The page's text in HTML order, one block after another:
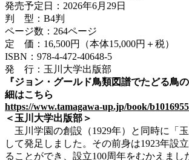
発売予定日：2026年6月29日
判 型：B4判
ページ数：264ページ
定 価：16,500円（本体15,000円＋税）
ISBN：978-4-472-40648-5
発 行：玉川大学出版部
『ジョン・グールド鳥類図譜でたどる鳥
細はこちら
https://www.tamagawa-up.jp/book/
＜玉川大学出版部＞
玉川学園の創設（1929年）と同時に「
して発足しました。その前身は1923年設
ることができ、設立100周年をむかえまし